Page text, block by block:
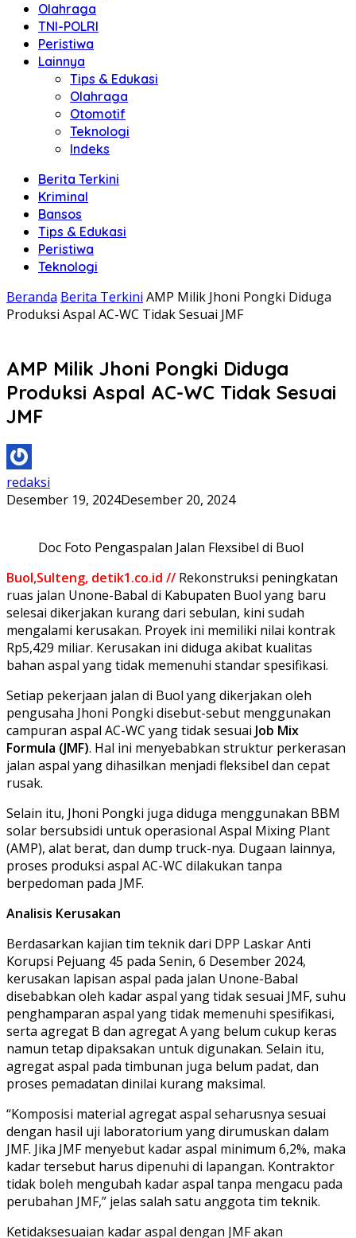
Olahraga
TNI-POLRI
Peristiwa
Lainnya
Tips & Edukasi
Olahraga
Otomotif
Teknologi
Indeks
Berita Terkini
Kriminal
Bansos
Tips & Edukasi
Peristiwa
Teknologi
Beranda Berita Terkini AMP Milik Jhoni Pongki Diduga
Produksi Aspal AC-WC Tidak Sesuai JMF
AMP Milik Jhoni Pongki Diduga
Produksi Aspal AC-WC Tidak Sesuai
JMF
redaksi
Desember 19, 2024Desember 20, 2024
Doc Foto Pengaspalan Jalan Flexsibel di Buol
Buol,Sulteng, detik1.co.id // Rekonstruksi peningkatan
ruas jalan Unone-Babal di Kabupaten Buol yang baru
selesai dikerjakan kurang dari sebulan, kini sudah
mengalami kerusakan. Proyek ini memiliki nilai kontrak
Rp5,429 miliar. Kerusakan ini diduga akibat kualitas
bahan aspal yang tidak memenuhi standar spesifikasi.
Setiap pekerjaan jalan di Buol yang dikerjakan oleh
pengusaha Jhoni Pongki disebut-sebut menggunakan
campuran aspal AC-WC yang tidak sesuai Job Mix
Formula (JMF). Hal ini menyebabkan struktur perkerasan
jalan aspal yang dihasilkan menjadi fleksibel dan cepat
rusak.
Selain itu, Jhoni Pongki juga diduga menggunakan BBM
solar bersubsidi untuk operasional Aspal Mixing Plant
(AMP), alat berat, dan dump truck-nya. Dugaan lainnya,
proses produksi aspal AC-WC dilakukan tanpa
berpedoman pada JMF.
Analisis Kerusakan
Berdasarkan kajian tim teknik dari DPP Laskar Anti
Korupsi Pejuang 45 pada Senin, 6 Desember 2024,
kerusakan lapisan aspal pada jalan Unone-Babal
disebabkan oleh kadar aspal yang tidak sesuai JMF, suhu
penghamparan aspal yang tidak memenuhi spesifikasi,
serta agregat B dan agregat A yang belum cukup keras
namun tetap dipaksakan untuk digunakan. Selain itu,
agregat aspal pada timbunan juga belum padat, dan
proses pemadatan dinilai kurang maksimal.
“Komposisi material agregat aspal seharusnya sesuai
dengan hasil uji laboratorium yang dirumuskan dalam
JMF. Jika JMF menyebut kadar aspal minimum 6,2%, maka
kadar tersebut harus dipenuhi di lapangan. Kontraktor
tidak boleh mengubah kadar aspal tanpa mengacu pada
perubahan JMF,” jelas salah satu anggota tim teknik.
Ketidaksesuaian kadar aspal dengan JMF akan